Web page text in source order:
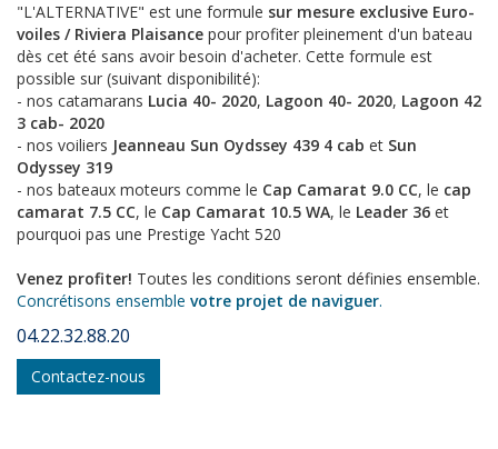
"L'ALTERNATIVE" est une formule sur mesure exclusive Euro-
voiles / Riviera Plaisance pour profiter pleinement d'un bateau
dès cet été sans avoir besoin d'acheter. Cette formule est
possible sur (suivant disponibilité):
- nos catamarans Lucia 40- 2020, Lagoon 40- 2020, Lagoon 42
3 cab- 2020
- nos voiliers Jeanneau Sun Oydssey 439 4 cab et Sun
Odyssey 319
- nos bateaux moteurs comme le Cap Camarat 9.0 CC, le cap
camarat 7.5 CC, le Cap Camarat 10.5 WA, le Leader 36 et
pourquoi pas une Prestige Yacht 520
Venez profiter! Toutes les conditions seront définies ensemble.
Concrétisons ensemble votre projet de naviguer.
04.22.32.88.20
Contactez-nous